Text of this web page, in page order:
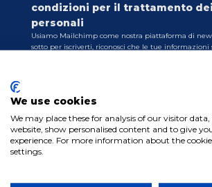
condizioni per il trattamento
personali
Usiamo Mailchimp come nostra piattaforma di
sotto per iscriverti, riconosci che le tue informazioni
Scopri di più sulle pratiche
We use cookies
We may place these for analysis of our visitor
website, show personalised content and to give
experience. For more information about the
settings.